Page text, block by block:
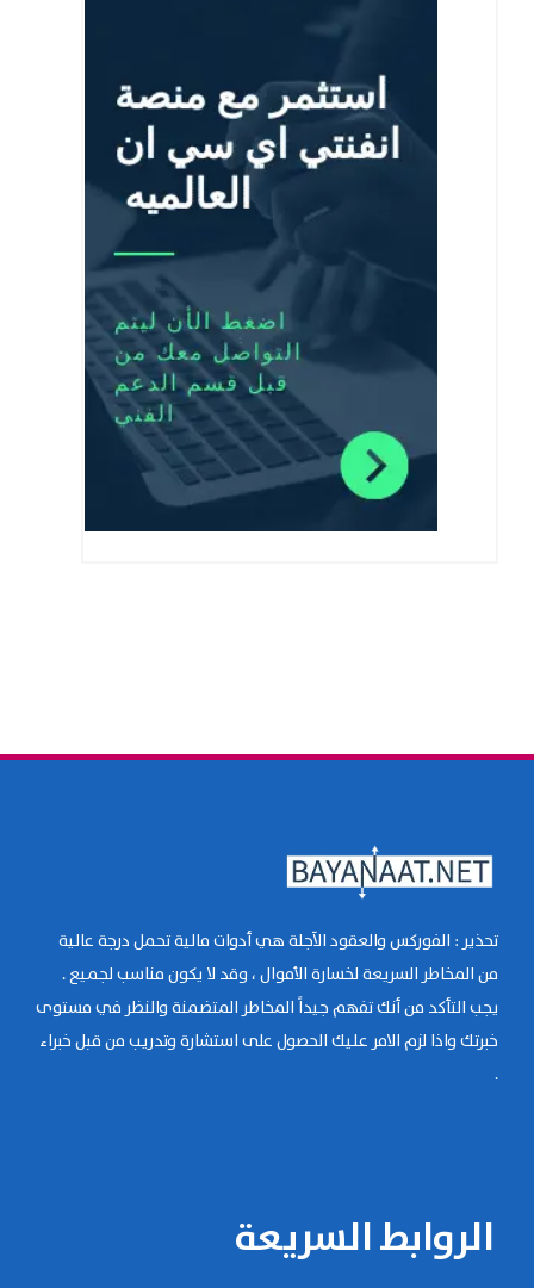
تحذير : الفوركس والعقود الآجلة هي أدوات مالية تحمل درجة عالية
من المخاطر السريعة لخسارة الأموال ، وقد لا يكون مناسب لجميع .
يجب التأكد من أنك تفهم جيداً المخاطر المتضمنة والنظر في مستوى
خبرتك واذا لزم الامر عليك الحصول على استشارة وتدريب من قبل خبراء
.
الروابط السريعة